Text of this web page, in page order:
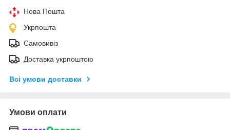
Нова Пошта
Укрпошта
Самовивіз
Доставка укрпоштою
Всі умови доставки
Умови оплати